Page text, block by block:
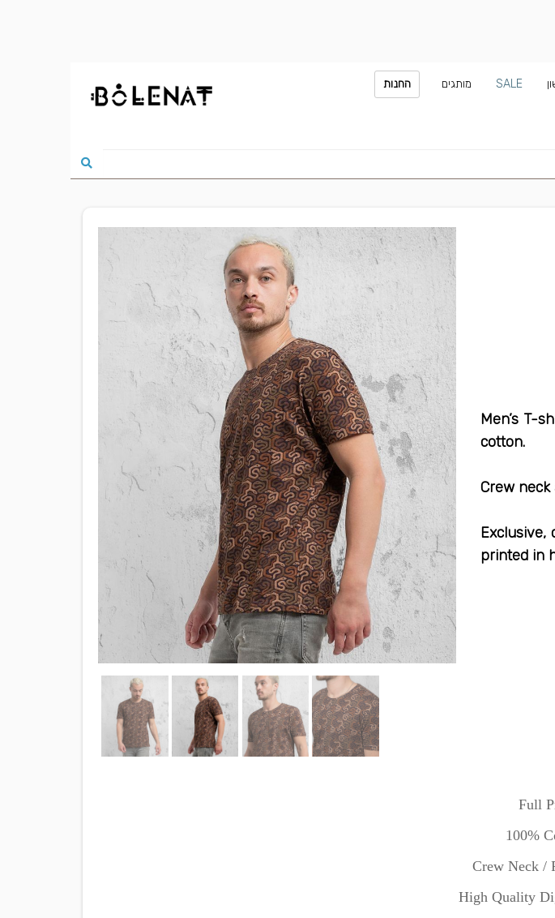
SALE מותגים החנות
Men’s T-
cotton.
Crew neck
Exclusive,
printed in
Full
100%
Crew Neck /
High Quality